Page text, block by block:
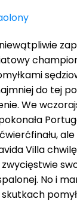
do tej
We
Villa
No i